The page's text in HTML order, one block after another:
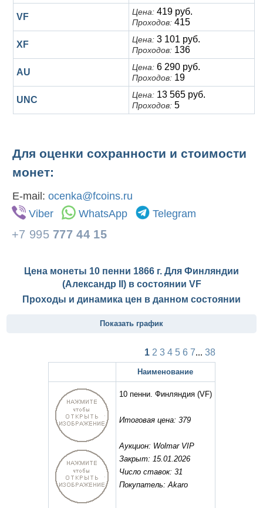
VF Цена: 419 руб.
Проходов: 415
XF Цена: 3 101 руб.
Проходов: 136
AU Цена: 6 290 руб.
Проходов: 19
UNC Цена: 13 565 руб.
Проходов: 5
Для оценки сохранности и стоимости
монет:
E-mail: ocenka@fcoins.ru
Viber
WhatsApp Telegram
+7 995 777 44 15
Цена монеты 10 пенни 1866 г. Для Финляндии
(Александр II) в состоянии VF
Проходы и динамика цен в данном состоянии
Показать график
1 2 3 4 5 6 7... 38
Наименование
10 пенни. Финляндия(VF)
Итоговая цена: 379
Аукцион: Wolmar VIP
Закрыт: 15.01.2026
Число ставок: 31
Покупатель: Akaro